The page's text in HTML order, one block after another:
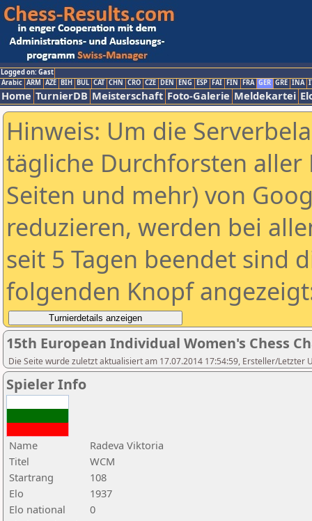
Logged on: Gast
Arabic ARM AZE BIH BUL CAT CHN CRO CZE DEN ENG ESP FAI FIN FRA GER GRE INA
Home TurnierDB Meisterschaft Foto-Galerie Meldekartei
Hinweis: Um die
tägliche Durchforsten aller
Seiten und mehr) von
reduzieren, werden bei
seit 5 Tagen beendet sind
folgenden Knopf
15th European Individual Women's Chess
Die Seite wurde zuletzt aktualisiert am 17.07.2014 17:54:59, Ersteller/Letzter
Spieler Info
Name
Radeva Viktoria
Titel
WCM
Startrang
108
Elo
1937
Elo national
0